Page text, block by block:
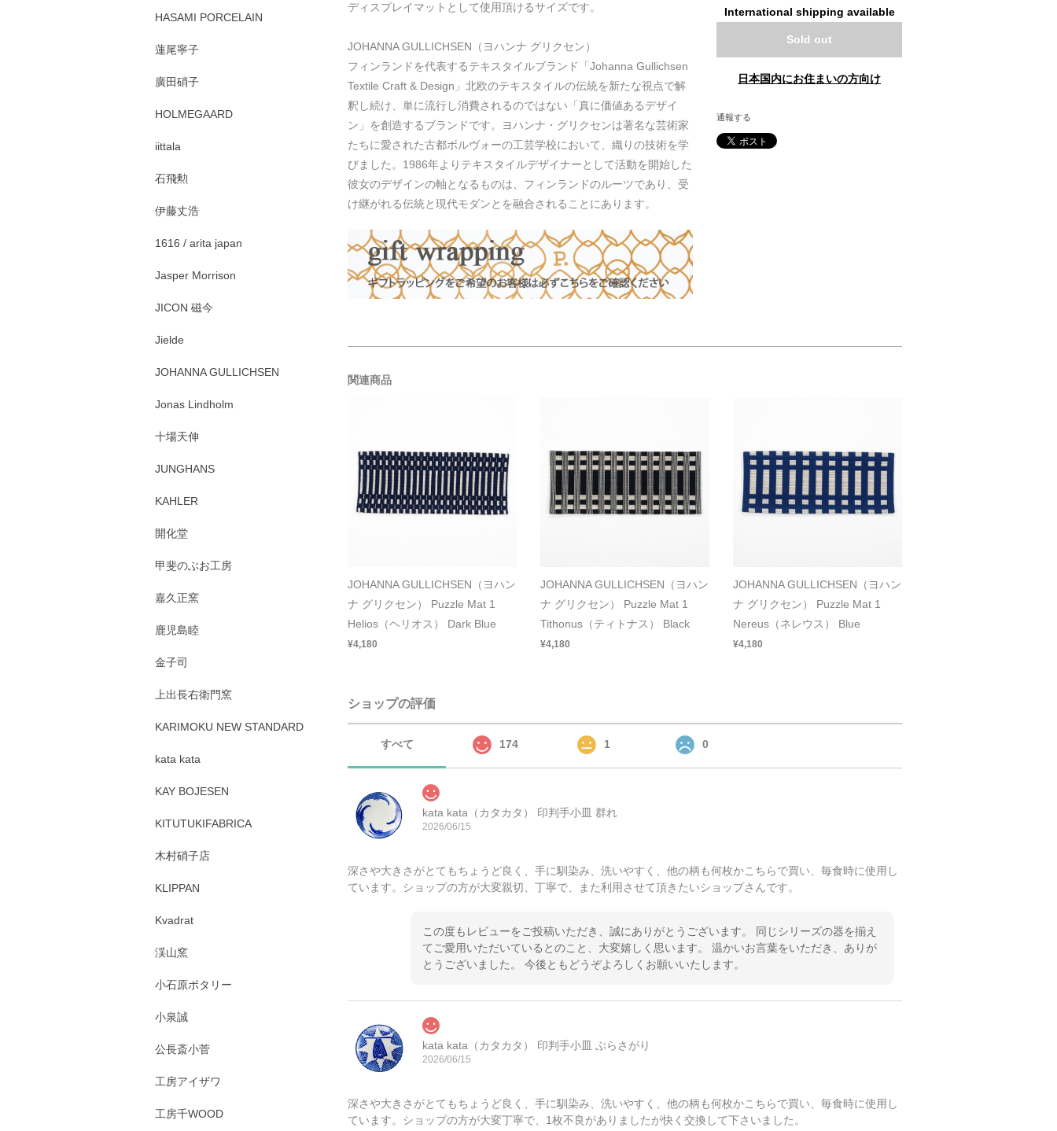
ディスプレイマットとして使用頂けるサイズです。
JOHANNA GULLICHSEN（ヨハンナ グリクセン）
フィンランドを代表するテキスタイルブランド「Johanna Gullichsen
Textile Craft & Design」北欧のテキスタイルの伝統を新たな視点で解
釈し続け、単に流行し消費されるのではない「真に価値あるデザイ
ン」を創造するブランドです。ヨハンナ・グリクセンは著名な芸術家
たちに愛された古都ボルヴォーの工芸学校において、織りの技術を学
びました。1986年よりテキスタイルデザイナーとして活動を開始した
彼女のデザインの軸となるものは、フィンランドのルーツであり、受
け継がれる伝統と現代モダンとを融合されることにあります。
International shipping available
Sold out
日本国内にお住まいの方向け
通報する
関連商品
JOHANNA GULLICHSEN（ヨハン
ナ グリクセン） Puzzle Mat 1
Helios（ヘリオス） Dark Blue
¥4,180
JOHANNA GULLICHSEN（ヨハン
ナ グリクセン） Puzzle Mat 1
Tithonus（ティトナス） Black
¥4,180
JOHANNA GULLICHSEN（ヨハン
ナ グリクセン） Puzzle Mat 1
Nereus（ネレウス） Blue
¥4,180
ショップの評価
すべて 174 1 0
kata kata（カタカタ） 印判手小皿 群れ
2026/06/15
深さや大きさがとてもちょうど良く、手に馴染み、洗いやすく、他の柄も何枚かこちらで買い、毎食時に使用し
ています。ショップの方が大変親切、丁寧で、また利用させて頂きたいショップさんです。
この度もレビューをご投稿いただき、誠にありがとうございます。 同じシリーズの器を揃え
てご愛用いただいているとのこと、大変嬉しく思います。 温かいお言葉をいただき、ありが
とうございました。 今後ともどうぞよろしくお願いいたします。
kata kata（カタカタ） 印判手小皿 ぶらさがり
2026/06/15
深さや大きさがとてもちょうど良く、手に馴染み、洗いやすく、他の柄も何枚かこちらで買い、毎食時に使用し
ています。ショップの方が大変丁寧で、1枚不良がありましたが快く交換して下さいました。
HASAMI PORCELAIN
蓮尾寧子
廣田硝子
HOLMEGAARD
iittala
石飛勲
伊藤丈浩
1616 / arita japan
Jasper Morrison
JICON 磁今
Jielde
JOHANNA GULLICHSEN
Jonas Lindholm
十場天伸
JUNGHANS
KAHLER
開化堂
甲斐のぶお工房
嘉久正窯
鹿児島睦
金子司
上出長右衛門窯
KARIMOKU NEW STANDARD
kata kata
KAY BOJESEN
KITUTUKIFABRICA
木村硝子店
KLIPPAN
Kvadrat
渓山窯
小石原ポタリー
小泉誠
公長斎小菅
工房アイザワ
工房千WOOD